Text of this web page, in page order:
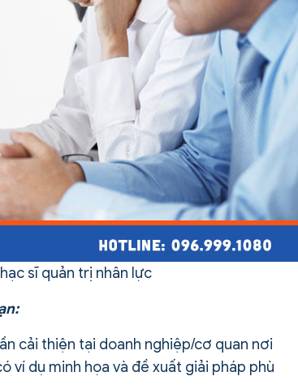
sĩ quản trị nhân lực
cải thiện tại doanh nghiệp/cơ quan nơi
ví dụ minh họa và đề xuất giải pháp phù